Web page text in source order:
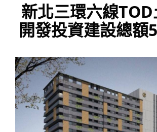
新北三環六線
開發投資建設總額